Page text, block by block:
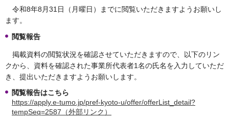
令和8年8月31日（月曜日）までに閲覧いただきますようお願いし
ます。
閲覧報告
掲載資料の閲覧状況を確認させていただきますので、以下のリン
クから、資料を確認された事業所代表者1名の氏名を入力していただ
き、提出いただきますようお願いします。
閲覧報告はこちら
https://apply.e-tumo.jp/pref-kyoto-u/offer/offerList_detail?
tempSeq=2587（外部リンク）